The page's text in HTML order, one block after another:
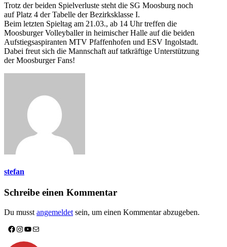
Trotz der beiden Spielverluste steht die SG Moosburg noch
auf Platz 4 der Tabelle der Bezirksklasse I.
Beim letzten Spieltag am 21.03., ab 14 Uhr treffen die
Moosburger Volleyballer in heimischer Halle auf die beiden
Aufstiegsaspiranten MTV Pfaffenhofen und ESV Ingolstadt.
Dabei freut sich die Mannschaft auf tatkräftige Unterstützung
der Moosburger Fans!
stefan
Schreibe einen Kommentar
Du musst angemeldet sein, um einen Kommentar abzugeben.
Facebook
Instagram
YouTube
E-Mail